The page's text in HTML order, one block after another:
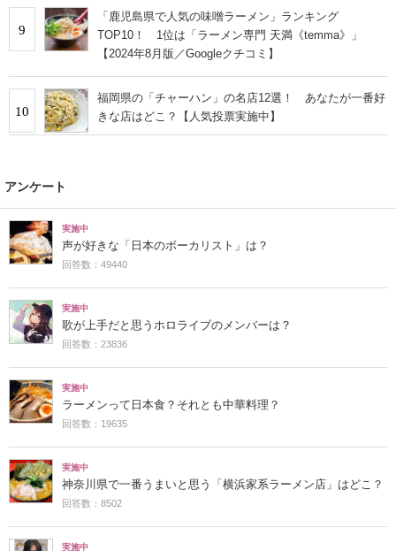
9
「鹿児島県で人気の味噌ラーメン」ランキング
TOP10！ 1位は「ラーメン専門 天満《temma》」
【2024年8月版／Googleクチコミ】
10
福岡県の「チャーハン」の名店12選！ あなたが一番好
きな店はどこ？【人気投票実施中】
アンケート
実施中
声が好きな「日本のボーカリスト」は？
回答数：49440
実施中
歌が上手だと思うホロライブのメンバーは？
回答数：23836
実施中
ラーメンって日本食？それとも中華料理？
回答数：19635
実施中
神奈川県で一番うまいと思う「横浜家系ラーメン店」はどこ？
回答数：8502
実施中